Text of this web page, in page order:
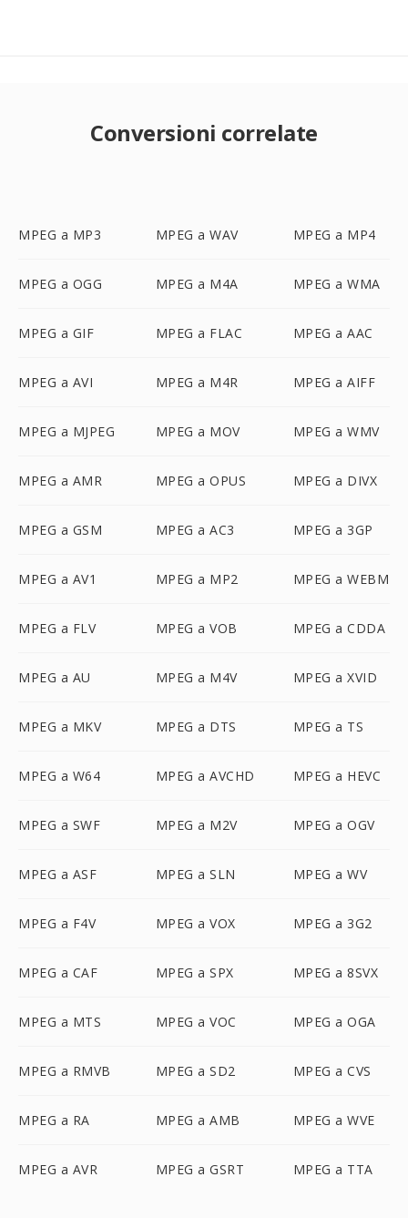
Conversioni correlate
MPEG a MP3 MPEG a WAV MPEG a MP4
MPEG a OGG MPEG a M4A MPEG a WMA
MPEG a GIF MPEG a FLAC MPEG a AAC
MPEG a AVI MPEG a M4R MPEG a AIFF
MPEG a MJPEG MPEG a MOV MPEG a WMV
MPEG a AMR MPEG a OPUS MPEG a DIVX
MPEG a GSM MPEG a AC3 MPEG a 3GP
MPEG a AV1 MPEG a MP2 MPEG a WEBM
MPEG a FLV MPEG a VOB MPEG a CDDA
MPEG a AU MPEG a M4V MPEG a XVID
MPEG a MKV MPEG a DTS MPEG a TS
MPEG a W64 MPEG a AVCHD MPEG a HEVC
MPEG a SWF MPEG a M2V MPEG a OGV
MPEG a ASF MPEG a SLN MPEG a WV
MPEG a F4V MPEG a VOX MPEG a 3G2
MPEG a CAF MPEG a SPX MPEG a 8SVX
MPEG a MTS MPEG a VOC MPEG a OGA
MPEG a RMVB MPEG a SD2 MPEG a CVS
MPEG a RA MPEG a AMB MPEG a WVE
MPEG a AVR MPEG a GSRT MPEG a TTA